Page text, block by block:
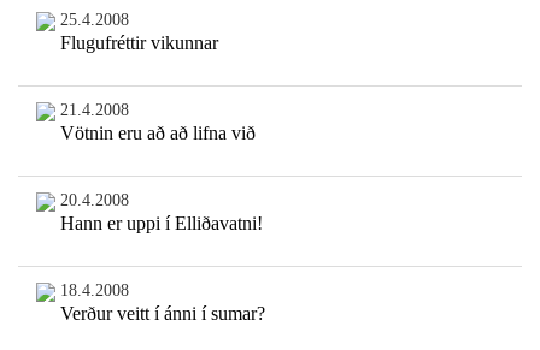
25.4.2008
Flugufréttir vikunnar
21.4.2008
Vötnin eru að að lifna við
20.4.2008
Hann er uppi í Elliðavatni!
18.4.2008
Verður veitt í ánni í sumar?